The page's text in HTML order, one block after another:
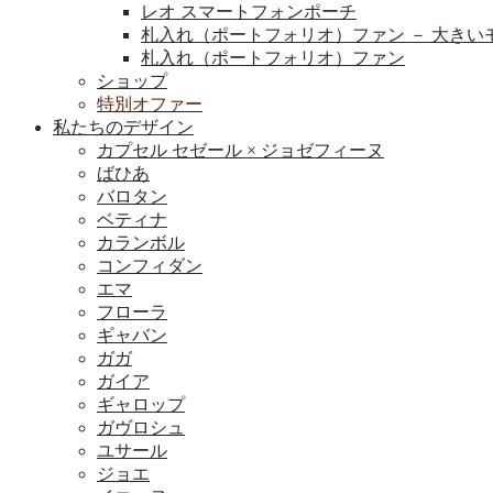
レオ スマートフォンポーチ
札入れ（ポートフォリオ）ファン － 大きい
札入れ（ポートフォリオ）ファン
ショップ
特別オファー
私たちのデザイン
カプセル セゼール × ジョゼフィーヌ
ばひあ
バロタン
ベティナ
カランボル
コンフィダン
エマ
フローラ
ギャバン
ガガ
ガイア
ギャロップ
ガヴロシュ
ユサール
ジョエ